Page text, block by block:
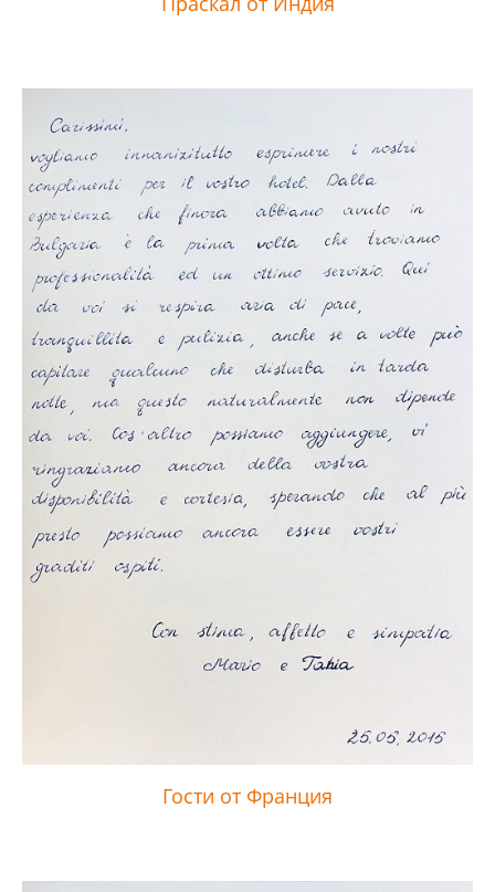
Гости от Франция